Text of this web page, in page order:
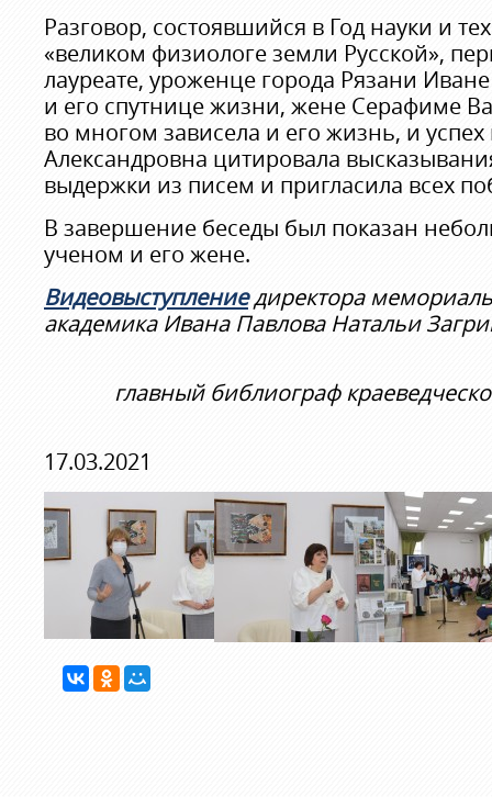
Разговор, состоявшийся в Год науки и
«великом физиологе земли Русской»,
лауреате, уроженце города Рязани
и его спутнице жизни, жене Серафиме
во многом зависела и его жизнь, и успех
Александровна цитировала
выдержки из писем и пригласила всех
В завершение беседы был показан
ученом и его жене.
Видеовыступлениедиректора
академика Ивана Павлова Натальи
главный библиограф
17.03.2021